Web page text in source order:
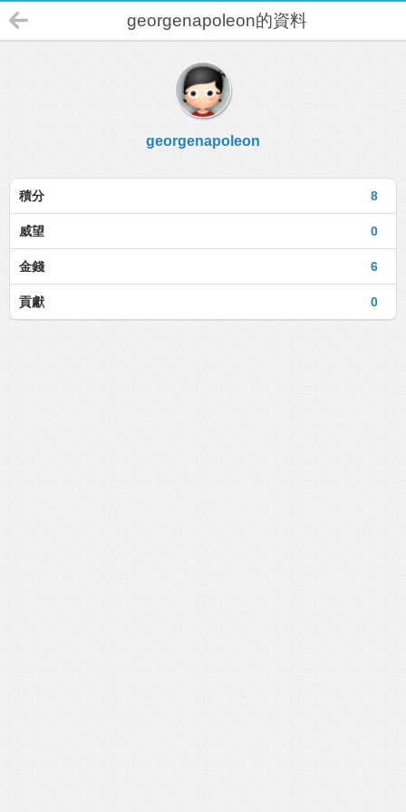
georgenapoleon的資料
georgenapoleon
8
積分
0
威望
6
金錢
0
貢獻